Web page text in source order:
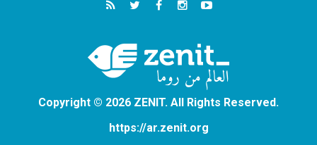
Copyright © 2026 ZENIT. All Rights Reserved.
https://ar.zenit.org